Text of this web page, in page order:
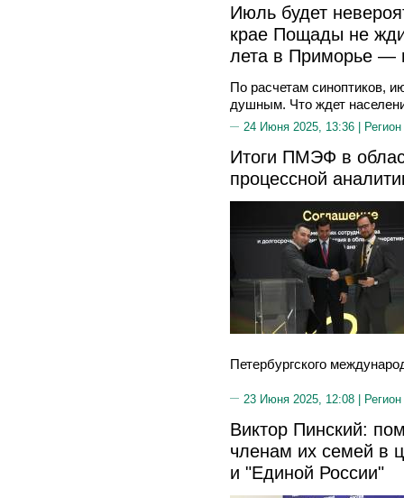
Июль будет
крае Пощады не
лета в Приморье —
По расчетам синоптиков,
душным. Что ждет
24 Июня 2025, 13:36 |
Итоги ПМЭФ в
процессной
Петербургского
23 Июня 2025, 12:08 |
Виктор Пинский:
членам их семей в
и "Единой России"